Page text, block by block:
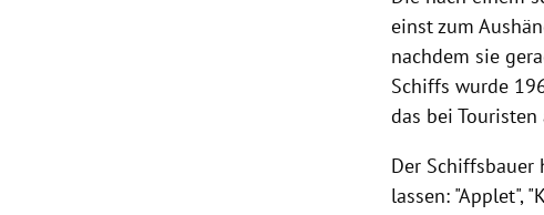
einst zum
nachdem sie
Schiffs wurde
das bei
Der Schiffsbauer
lassen: "Applet",